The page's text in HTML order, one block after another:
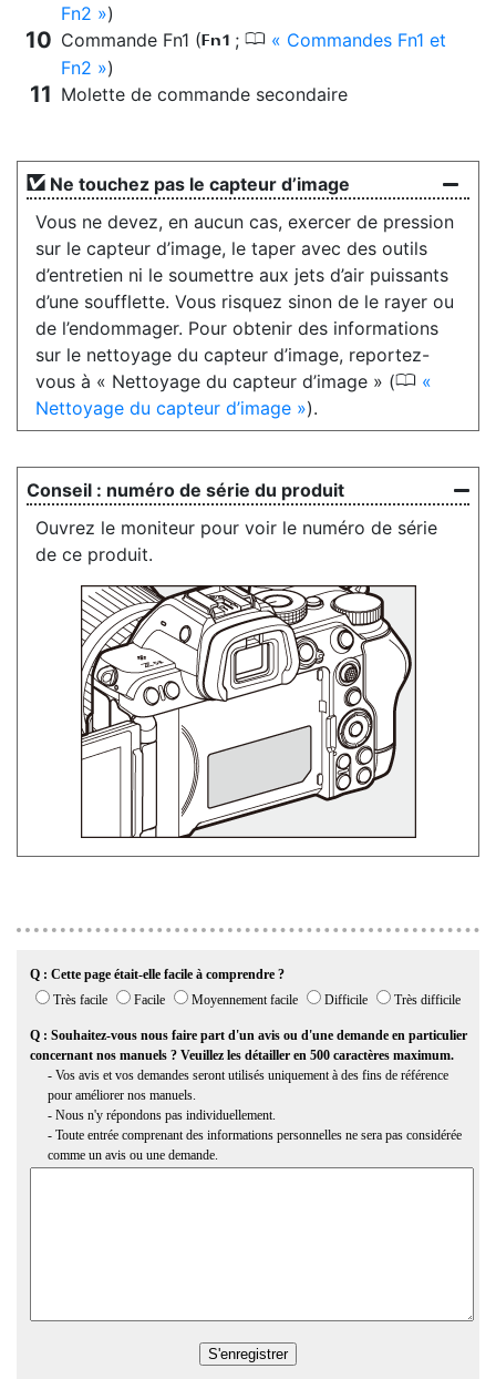
Fn2
)
Commande Fn1 (j ; 0
Commandes Fn1 et
Fn2
)
Molette de commande secondaire
Ne touchez pas le capteur d’image
Vous ne devez, en aucun cas, exercer de pression
sur le capteur d’image, le taper avec des outils
d’entretien ni le soumettre aux jets d’air puissants
d’une soufflette. Vous risquez sinon de le rayer ou
de l’endommager. Pour obtenir des informations
sur le nettoyage du capteur d’image, reportez-
vous à « Nettoyage du capteur d’image » (0
Nettoyage du capteur d’image ).
numéro de série du produit
Ouvrez le moniteur pour voir le numéro de série
de ce produit.